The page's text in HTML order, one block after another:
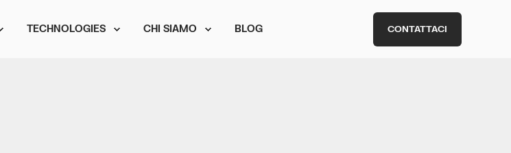
TECHNOLOGIES CHI SIAMO BLOG CONTATTACI